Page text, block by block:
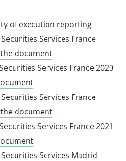
of execution reporting
Services France
document
Services France 2020
Services France
document
Services France 2021
Securities Services Madrid